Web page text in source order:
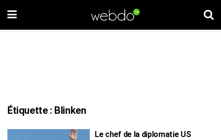
Étiquette : Blinken
Le chef de la diplomatie US